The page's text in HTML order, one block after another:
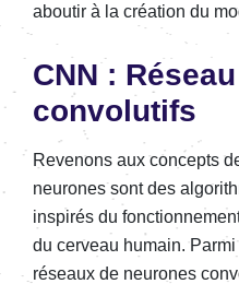
aboutir à la création du
CNN :
convolutifs
Revenons aux concepts
neurones sont des
inspirés du
du cerveau humain.
réseaux de neurones